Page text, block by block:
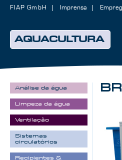
AQUACULTURA
FIAP GmbH Imprensa
Análise da água
Limpeza da água
Ventilação
Sistemas
circulatórios
Recipientes &